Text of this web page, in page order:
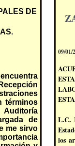
DE
términos
de
me sirvo
09/01/
L.C.
los